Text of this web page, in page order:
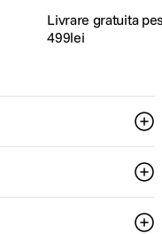
Livrare gratuita
499lei